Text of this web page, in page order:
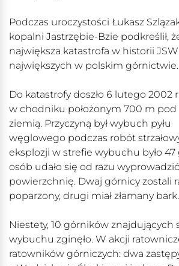
Podczas uroczystości Łukasz
kopalni Jastrzębie-Bzie podkreślił,
największa katastrofa w historii
największych w polskim górnictwie.
Do katastrofy doszło 6 lutego 2002
w chodniku położonym 700 m pod
ziemią. Przyczyną był wybuch pyłu
węglowego podczas robót
eksplozji w strefie wybuchu było 47
osób udało się od razu
powierzchnię. Dwaj górnicy zostali
poparzony, drugi miał złamany bark.
Niestety, 10 górników znajdujących
wybuchu zginęło. W akcji
ratowników górniczych: dwa